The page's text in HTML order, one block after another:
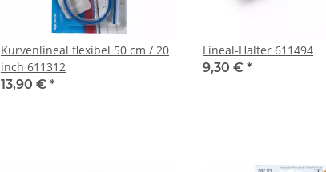
Kurvenlineal flexibel 50 cm / 20
inch 611312
13,90 € *
Lineal-Halter 611494
9,30 € *